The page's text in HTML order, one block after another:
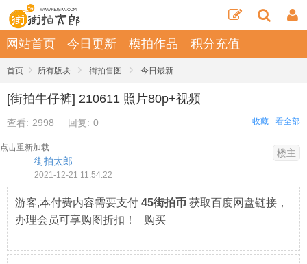
网站首页 今日更新 模拍作品 积分充值
首页 › 所有版块 › 街拍售图 › 今日最新
[街拍牛仔裤] 210611 照片80p+视频
查看: 2998 回复: 0 看全部
收藏
点击重新加载
街拍太郎
2021-12-21 11:54:22
楼主
游客,本付费内容需要支付 45街拍币 获取百度网盘链接，
办理会员可享购图折扣！ 购买